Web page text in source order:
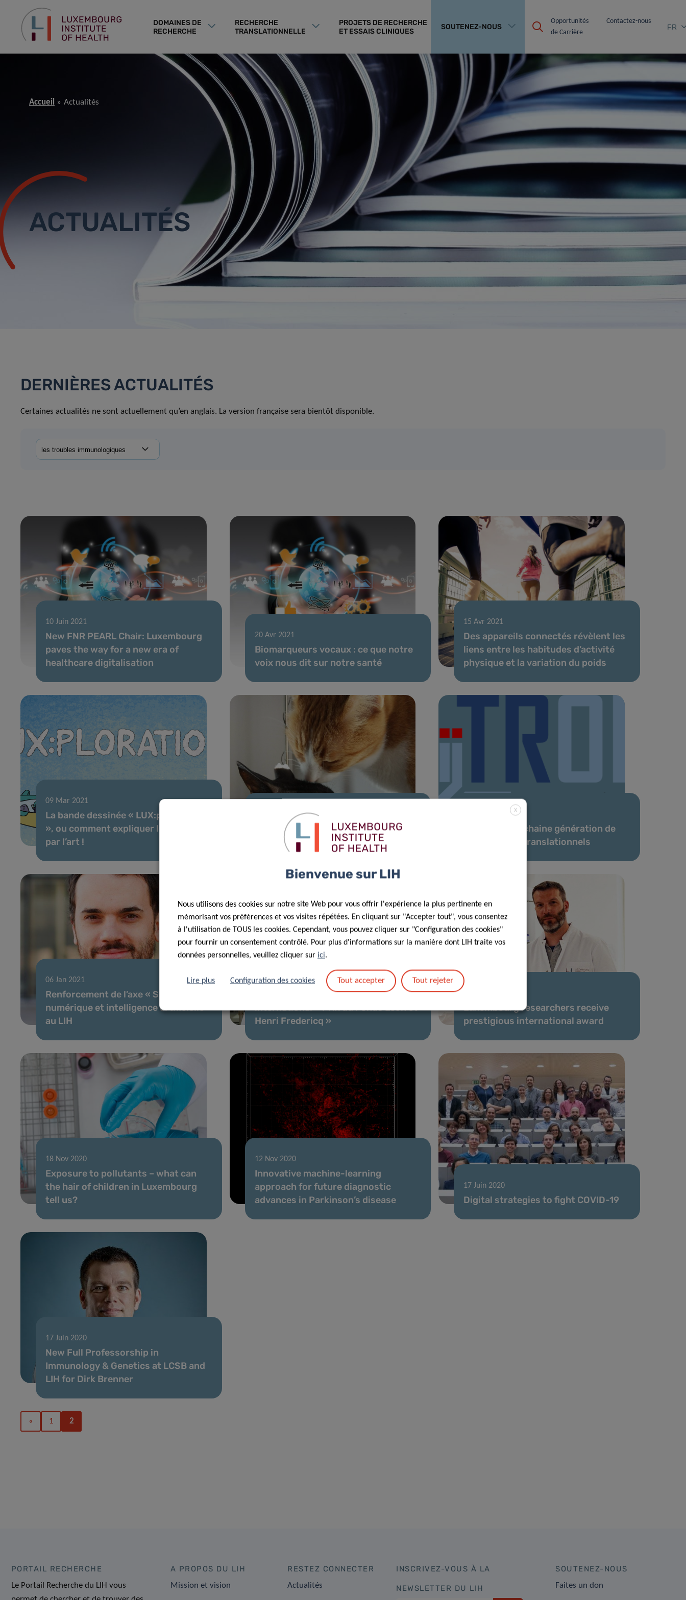
DOMAINES DE
RECHERCHE
RECHERCHE
TRANSLATIONNELLE
PROJETS DE RECHERCHE
ET ESSAIS CLINIQUES
SOUTENEZ-NOUS
Opportunités
de Carrière
Contactez-nous
FR
Accueil Actualités
ACTUALITÉS
DERNIÈRES ACTUALITÉS
Certaines actualités ne sont actuellement qu’en anglais. La version française sera bientôt disponible.
10 Juin 2021
New FNR PEARL Chair: Luxembourg
paves the way for a new era of
healthcare digitalisation
20 Avr 2021
Biomarqueurs vocaux : ce que notre
voix nous dit sur notre santé
15 Avr 2021
Des appareils connectés révèlent les
liens entre les habitudes d’activité
physique et la variation du poids
09 Mar 2021
La bande dessinée « LUX:plorations
», ou comment expliquer la science
par l’art !
Novel immunotherapy approach to
treat cat allergy
Former la prochaine génération de
scientifiques translationnels
06 Jan 2021
Renforcement de l’axe « Santé
numérique et intelligence artificielle »
au LIH
04 Jan 2021
Un chercheur du LIH remporte le prix
international « Prix du Fonds Léon et
Henri Fredericq »
Luxembourg researchers receive
prestigious international award
18 Nov 2020
Exposure to pollutants – what can
the hair of children in Luxembourg
tell us?
12 Nov 2020
Innovative machine-learning
approach for future diagnostic
advances in Parkinson’s disease
17 Juin 2020
Digital strategies to fight COVID-19
17 Juin 2020
New Full Professorship in
Immunology & Genetics at LCSB and
LIH for Dirk Brenner
« 1 2
PORTAIL RECHERCHE
Le Portail Recherche du LIH vous
A PROPOS DU LIH
Mission et vision
RESTEZ CONNECTER
Actualités
INSCRIVEZ-VOUS À LA
NEWSLETTER DU LIH
SOUTENEZ-NOUS
Faites un don
X
Bienvenue sur LIH
Nous utilisons des cookies sur notre site Web pour vous offrir l'expérience la plus pertinente en
mémorisant vos préférences et vos visites répétées. En cliquant sur "Accepter tout", vous consentez
à l'utilisation de TOUS les cookies. Cependant, vous pouvez cliquer sur "Configuration des cookies"
pour fournir un consentement contrôlé. Pour plus d'informations sur la manière dont LIH traite vos
données personnelles, veuillez cliquer sur ici.
Lire plus Configuration des cookies Tout accepter Tout rejeter